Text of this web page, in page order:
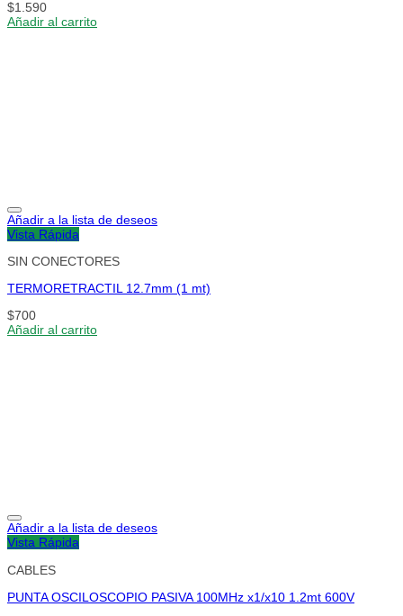
$1.590
Añadir al carrito
Añadir a la lista de deseos
Vista Rápida
SIN CONECTORES
TERMORETRACTIL 12.7mm (1 mt)
$700
Añadir al carrito
Añadir a la lista de deseos
Vista Rápida
CABLES
PUNTA OSCILOSCOPIO PASIVA 100MHz x1/x10 1.2mt 600V